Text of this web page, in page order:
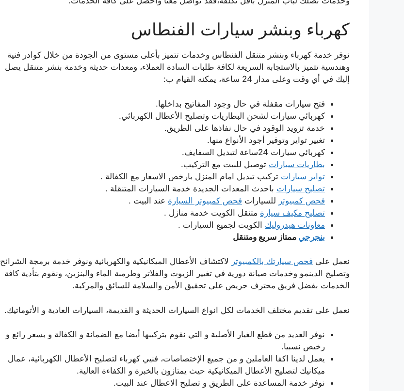
كهرباء وبنشر سيارات الفنطاس
نوفر خدمة كهرباء وبنشر متنقل الفنطاس وخدمات تتميز بأعلى مستوى من الجودة من خلال كوادر فنية
وهندسية تتميز بالاستجابة السريعة لكافة طلبات السادة العملاء، ومعدات حديثة وخدمة بنشر متنقل يصل
إليك في أي وقت وعلى مدار 24 ساعة، يمكنه القيام ب:
فتح سيارات مقفلة في حال وجود المفاتيح بداخلها.
كهربائي سيارات لشحن البطاريات وتصليح الأعطال الكهربائي.
خدمة تزويد الوقود في حال نفاذها على الطريق.
تغيير تواير وتوفير أجود الأنواع منها.
كهربائي سيارات 24ساعة لتبديل السفايف.
بطاريات سيارات توصيل للبيت مع التركيب.
تواير سيارات تركيب تبديل امام المنزل بارخص الاسعار مع الكفالة .
تصليح سيارات باحدث المعدات الجديدة خدمة السيارات المتنقلة .
فحص كمبيوتر للسيارات فحص كمبيوتر السيارة عند البيت .
تصليح مكيف سيارة متنقل الكويت خدمة منازل .
معاونات هيدروليك الكويت لجميع السيارات .
بنجرجي ممتاز سريع ومتنقل
نعمل على فحص سيارتك بالكمبيوتر لاكتشاف الأعطال الميكانيكية والكهربائية ونوفر خدمة برمجة الشرائح
وتصليح الدينمو وخدمات صيانة دورية في تغيير الزيوت والفلاتر وطرمبة الماء والبنزين، ونقوم بتأدية كافة
الخدمات بفضل فريق محترف حريص على تحقيق الأمن والسلامة للسائق والمركبة.
نعمل على تقديم مختلف الخدمات لكل انواع السيارات الحديثة و القديمة، السيارات العادية و الأتوماتيك.
نوفر العديد من قطع الغيار الأصلية و التي نقوم بتركيبها أيضا مع الضمانة و الكفالة و بسعر رائع و
رخيص نسبيا.
يعمل لدينا اكفا العاملين و من جميع الإختصاصات، فنيي كهرباء لتصليح الأعطال الكهربائية، عمال
ميكانيك لتصليح الأعطال الميكانيكية حيث يمتازون بالخبرة و الكفاءة العالية.
نوفر خدمة المساعدة على الطريق و تصليح الاعطال عند البيت.